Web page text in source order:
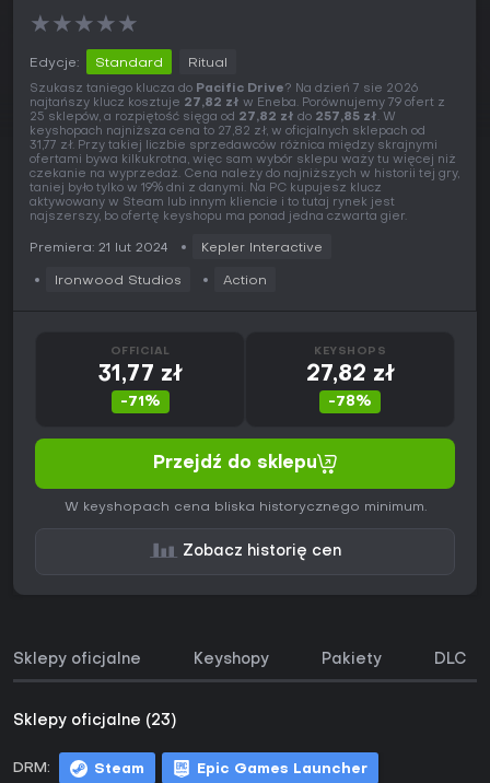
★★★★★
Edycje: Standard Ritual
Szukasz taniego klucza do Pacific Drive? Na dzień 7 sie 2026
najtańszy klucz kosztuje 27,82 zł w Eneba. Porównujemy 79 ofert z
25 sklepów, a rozpiętość sięga od 27,82 zł do 257,85 zł. W
keyshopach najniższa cena to 27,82 zł, w oficjalnych sklepach od
31,77 zł. Przy takiej liczbie sprzedawców różnica między skrajnymi
ofertami bywa kilkukrotna, więc sam wybór sklepu waży tu więcej niż
czekanie na wyprzedaż. Cena należy do najniższych w historii tej gry,
taniej było tylko w 19% dni z danymi. Na PC kupujesz klucz
aktywowany w Steam lub innym kliencie i to tutaj rynek jest
najszerszy, bo ofertę keyshopu ma ponad jedna czwarta gier.
Premiera: 21 lut 2024 Kepler Interactive
Ironwood Studios Action
OFFICIAL
31,77 zł
-71%
KEYSHOPS
27,82 zł
-78%
Przejdź do sklepu
W keyshopach cena bliska historycznego minimum.
Zobacz historię cen
Sklepy oficjalne Keyshopy Pakiety DLC
Sklepy oficjalne (23)
DRM: Steam Epic Games Launcher